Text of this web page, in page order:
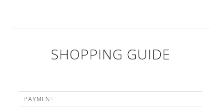
SHOPPING GUIDE
PAYMENT